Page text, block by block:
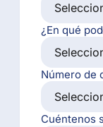
¿En qué
Número de
Cuéntenos